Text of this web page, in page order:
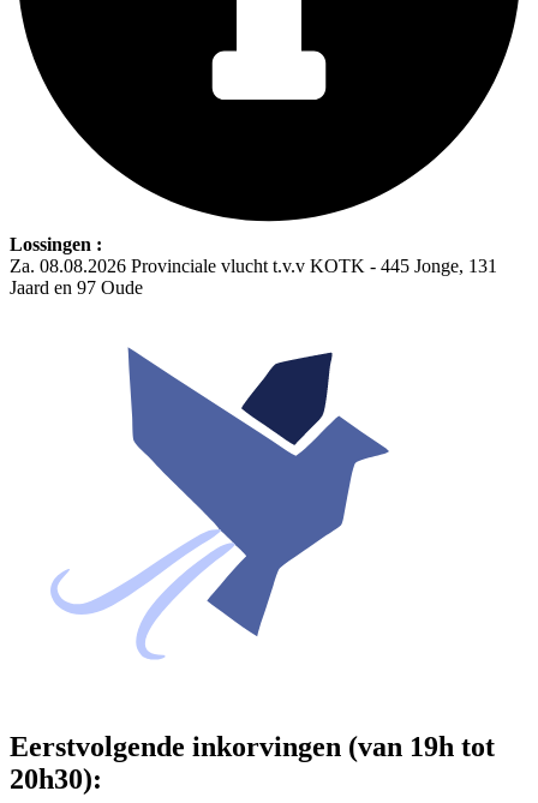
Lossingen :
Za. 08.08.2026 Provinciale vlucht t.v.v KOTK - 445 Jonge, 131
Jaard en 97 Oude
Eerstvolgende inkorvingen (van 19h tot
20h30):